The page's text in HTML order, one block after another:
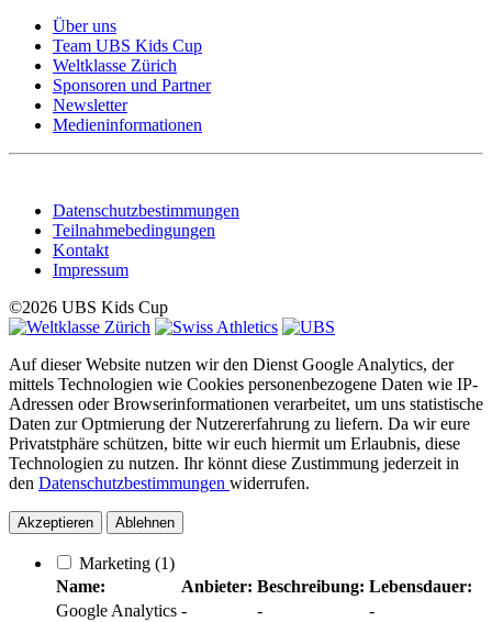
Über uns
Team UBS Kids Cup
Weltklasse Zürich
Sponsoren und Partner
Newsletter
Medieninformationen
Datenschutzbestimmungen
Teilnahmebedingungen
Kontakt
Impressum
©2026 UBS Kids Cup
Auf dieser Website nutzen wir den Dienst Google Analytics, der
mittels Technologien wie Cookies personenbezogene Daten wie IP-
Adressen oder Browserinformationen verarbeitet, um uns statistische
Daten zur Optmierung der Nutzererfahrung zu liefern. Da wir eure
Privatstphäre schützen, bitte wir euch hiermit um Erlaubnis, diese
Technologien zu nutzen. Ihr könnt diese Zustimmung jederzeit in
den Datenschutzbestimmungen widerrufen.
Akzeptieren Ablehnen
Marketing (1)
Name:
Anbieter: Beschreibung: Lebensdauer:
Google Analytics - - -